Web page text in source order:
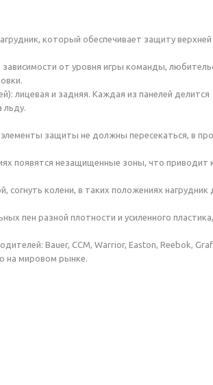
который обеспечивает защиту верхней
от уровня игры команды,
лицевая и задняя. Каждая из панелей делится
льду.
защиты не должны пересекаться, в
появятся незащищенные зоны, что приводит
согнуть колени, в таких положениях нагрудник
пен разной плотности и усиленного
Bauer, CCM, Warrior, Easton, Reebok,
на мировом рынке.